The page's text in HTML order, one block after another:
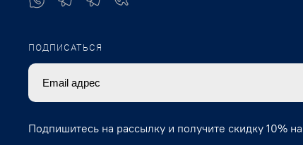
ПОДПИСАТЬСЯ
Подпишитесь на рассылку и получите скидку 10%